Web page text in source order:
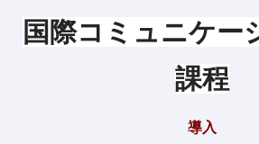
オンラインで申し込む
主な分野
国際コミュニケー
課程
導入